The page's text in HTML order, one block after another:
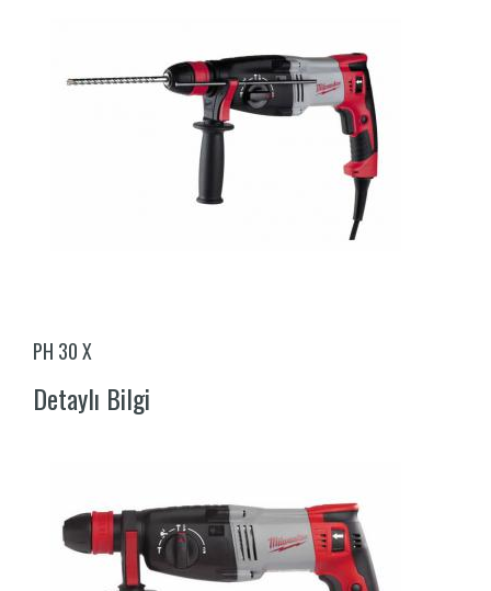
PH 30 X
Detaylı Bilgi